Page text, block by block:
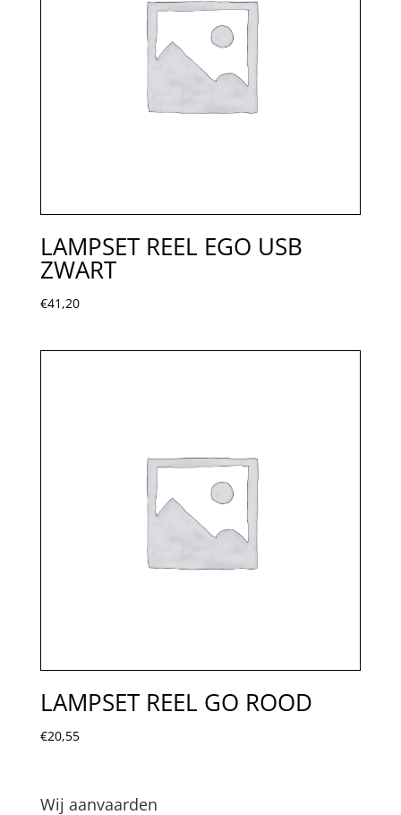
LAMPSET REEL EGO USB
ZWART
€41,20
LAMPSET REEL GO ROOD
€20,55
Wij aanvaarden